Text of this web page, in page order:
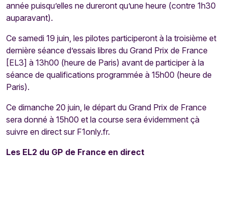
année puisqu’elles ne dureront qu’une heure (contre 1h30
auparavant).
Ce samedi 19 juin, les pilotes participeront à la troisième et
dernière séance d’essais libres du Grand Prix de France
[EL3] à 13h00 (heure de Paris) avant de participer à la
séance de qualifications programmée à 15h00 (heure de
Paris).
Ce dimanche 20 juin, le départ du Grand Prix de France
sera donné à 15h00 et la course sera évidemment çà
suivre en direct sur F1only.fr.
Les EL2 du GP de France en direct